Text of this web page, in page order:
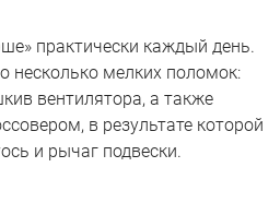
практически каждый день.
несколько мелких поломок:
вентилятора, а также
в результате которой
и рычаг подвески.